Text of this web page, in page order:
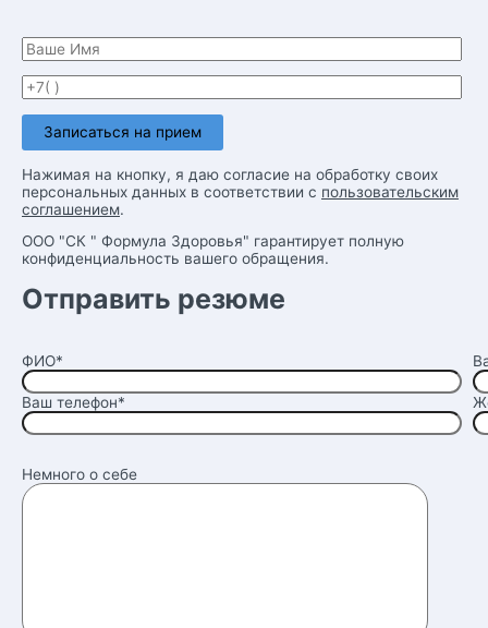
Нажимая на кнопку, я даю согласие на обработку своих
персональных данных в соответствии с пользовательским
соглашением.
ООО "СК " Формула Здоровья" гарантирует полную
конфиденциальность вашего обращения.
Отправить резюме
ФИО*
Ваш телефон*
Немного о себе